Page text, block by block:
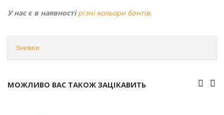
У нас є в наявності різні кольори бантів.
Знижки
МОЖЛИВО ВАС ТАКОЖ ЗАЦІКАВИТЬ